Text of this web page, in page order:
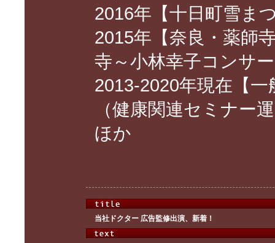
2016年【十日町雪ま
2015年【奈良・薬師
寺～小林幸子コンサ
2013-2020年現在【
（健康関連セミナー
ほか
当社ドクター 広告監修出演、新着！